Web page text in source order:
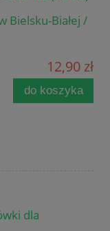
Bielsku-Białej /
12,90 zł
do koszyka
dla